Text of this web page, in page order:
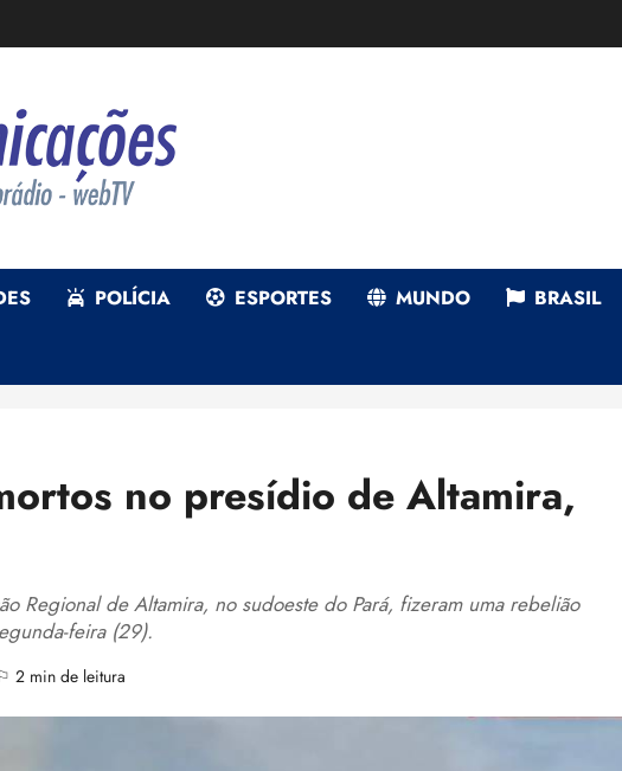
POLÍCIA ESPORTES MUNDO BRASIL
no presídio de Altamira,
Regional de Altamira, no sudoeste do Pará, fizeram uma rebelião
feira (29).
2 min de leitura